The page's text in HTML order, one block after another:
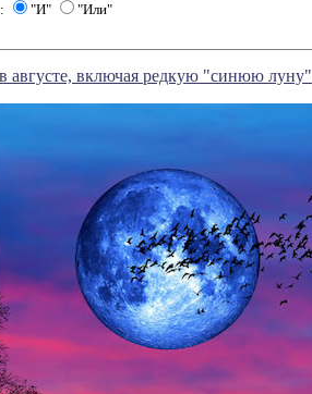
"И" "Или"
августе, включая редкую "синюю луну"